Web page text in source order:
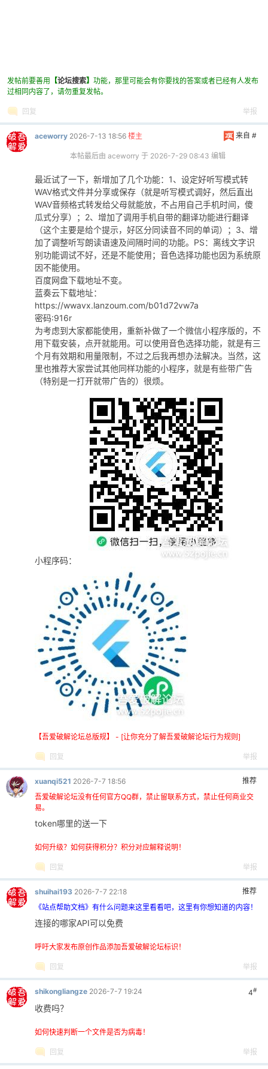
发帖前要善用 【论坛搜索】 功能，那里可能会有你要找的答案或者已经有人发布
过相同内容了，请勿重复发帖。
回复 举报
来自 #
aceworry 2026-7-13 18:56 楼主
本帖最后由 aceworry 于 2026-7-29 08:43 编辑
最近试了一下，新增加了几个功能：1、设定好听写模式转
WAV格式文件并分享或保存（就是听写模式调好，然后直出
WAV音频格式转发给父母就能放，不占用自己手机时间，傻
瓜式分享）；2、增加了调用手机自带的翻译功能进行翻译
（这个主要是给个提示，好区分同读音不同的单词）；3、增
加了调整听写朗读语速及间隔时间的功能。PS：离线文字识
别功能调试不好，还是不能使用；音色选择功能也因为系统原
因不能使用。
百度网盘下载地址不变。
蓝奏云下载地址：
https://wwavx.lanzoum.com/b01d72vw7a
密码:916r
为考虑到大家都能使用，重新补做了一个微信小程序版的，不
用下载安装，点开就能用。可以使用音色选择功能，就是有三
个月有效期和用量限制，不过之后我再想办法解决。当然，这
里也推荐大家尝试其他同样功能的小程序，就是有些带广告
（特别是一打开就带广告的）很烦。
小程序码：
【吾爱破解论坛总版规】 - [让你充分了解吾爱破解论坛行为规则]
回复 举报
推荐
xuanqi521 2026-7-7 18:56
吾爱破解论坛没有任何官方QQ群，禁止留联系方式，禁止任何商业交
易。
token哪里的送一下
如何升级？如何获得积分？积分对应解释说明！
回复 举报
推荐
shuihai193 2026-7-7 22:18
《站点帮助文档》有什么问题来这里看看吧，这里有你想知道的内容！
连接的哪家API可以免费
呼吁大家发布原创作品添加吾爱破解论坛标识！
回复 举报
4#
shikongliangze 2026-7-7 19:24
收费吗？
如何快速判断一个文件是否为病毒！
回复 举报